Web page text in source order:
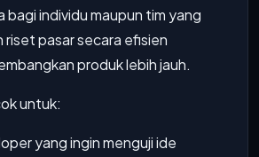
bagi individu maupun tim yang
riset pasar secara efisien
produk lebih jauh.
untuk:
yang ingin menguji ide